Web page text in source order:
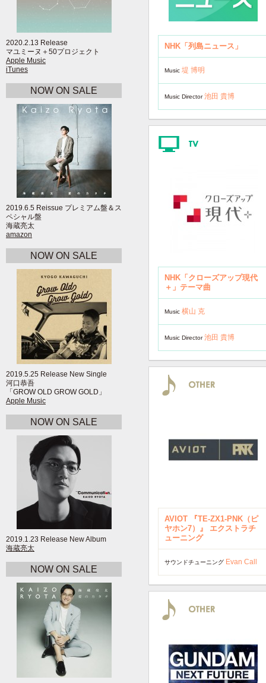
2020.2.13 Release
マユミーヌ＋50プロジェクト
Apple Music
iTunes
NOW ON SALE
2019.6.5 Reissue プレミアム盤＆ス
ペシャル盤
海蔵亮太
amazon
NOW ON SALE
2019.5.25 Release New Single
河口恭吾
「GROW OLD GROW GOLD」
Apple Music
NOW ON SALE
2019.1.23 Release New Album
海蔵亮太
NOW ON SALE
NHK「列島ニュース」
Music 堤 博明
Music Director池田 貴博
NHK「クローズアップ現代
＋」テーマ曲
Music 横山 克
Music Director池田 貴博
AVIOT 『TE-ZX1-PNK（ピ
ヤホン7）』 エクストラチ
ューニング
サウンドチューニング Evan Call